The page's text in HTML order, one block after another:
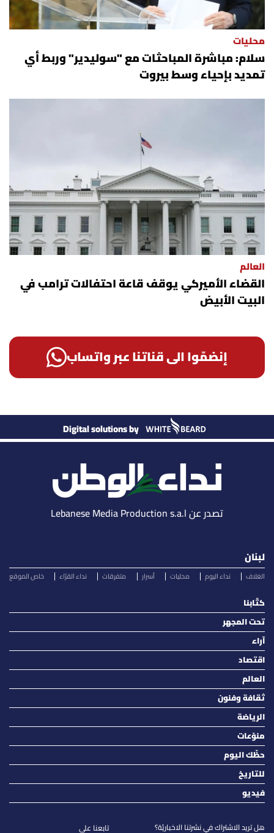
محليات
سلام: مباشرة المباحثات مع "سوليدير" وربط أي
تمديد بإحياء وسط بيروت
العالم
القضاء الأميركي يوقف قاعة احتفالات ترامب في
البيت الأبيض
إنضمّوا الى قناتنا عبر واتساب
Digital solutions by
تصدر عن Lebanese Media Production s.a.l
لبنان
الغلاف نداء اليوم محليات أسرار متفرقات نداء القرّاء خاص الموقع
كتّابنا
تحت المجهر
آراء
اقتصاد
العالم
ثقافة وفنون
الرياضة
منوّعات
حظّك اليوم
للتاريخ
فيديو
هل تريد الاشتراك في نشرتنا الاخباريّة؟ تابعنا على